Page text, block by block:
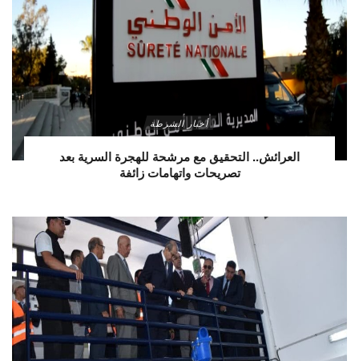
أخبار الشرطة
العرائش.. التحقيق مع مرشحة للهجرة السرية بعد
تصريحات واتهامات زائفة